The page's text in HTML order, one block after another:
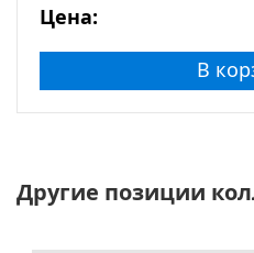
Цена:
В
Другие позиции